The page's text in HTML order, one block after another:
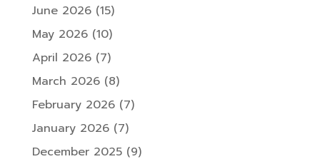
June 2026(15)
May 2026(10)
April 2026(7)
March 2026(8)
February 2026(7)
January 2026(7)
December 2025(9)